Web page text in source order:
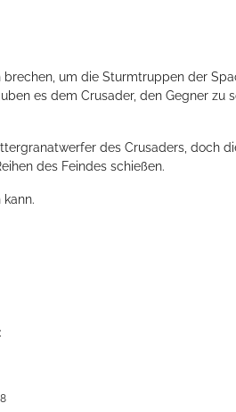
um die Sturmtruppen der
es dem Crusader, den Gegner zu
des Crusaders, doch
des Feindes schießen.